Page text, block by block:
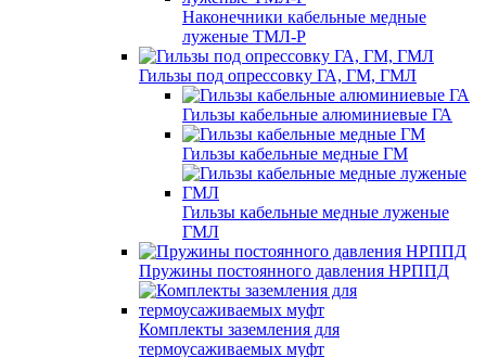
Наконечники кабельные медные
луженые ТМЛ-Р
Гильзы под опрессовку ГА, ГМ, ГМЛ
Гильзы кабельные алюминиевые ГА
Гильзы кабельные медные ГМ
Гильзы кабельные медные луженые
ГМЛ
Пружины постоянного давления НРППД
Комплекты заземления для
термоусаживаемых муфт